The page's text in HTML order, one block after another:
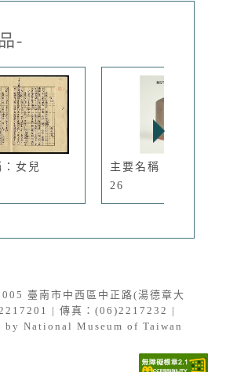
-
女兒
主要名稱：三毛印章
26
臺南市中西區中正路(湯德章大
| 傳真：(06)2217232 |
by National Museum of Taiwan